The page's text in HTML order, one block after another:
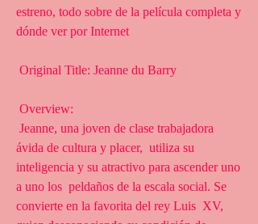
estreno, todo sobre de la película completa y
dónde ver por Internet
Original Title: Jeanne du Barry
Overview:
ávida de cultura y placer,  utiliza su
inteligencia y su atractivo para ascender uno
a uno los  peldaños de la escala social. Se
convierte en la favorita del rey Luis  XV,